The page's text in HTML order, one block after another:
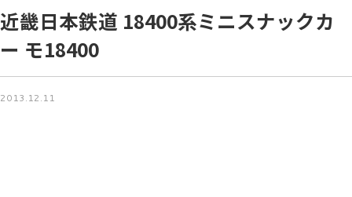
近畿日本鉄道 18400系ミニスナックカ
ー モ18400
2013.12.11